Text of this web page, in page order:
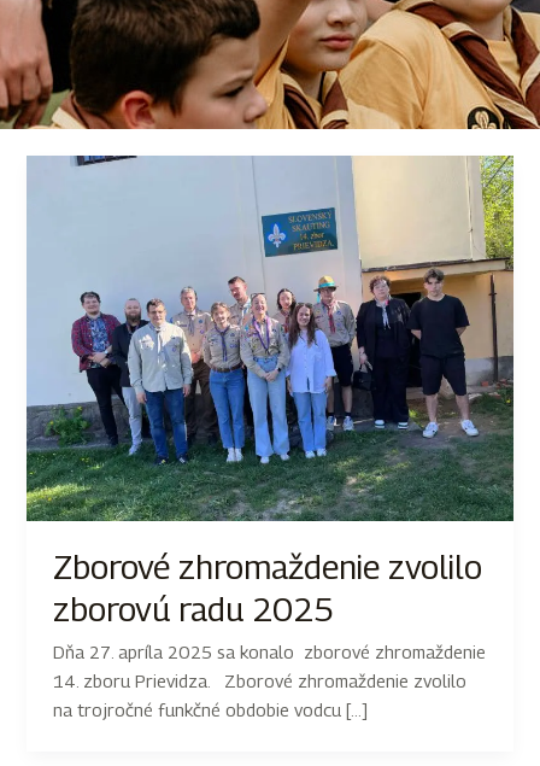
Zborové zhromaždenie zvolilo
zborovú radu 2025
Dňa 27. apríla 2025 sa konalo zborové zhromaždenie
14. zboru Prievidza. Zborové zhromaždenie zvolilo
na trojročné funkčné obdobie vodcu […]